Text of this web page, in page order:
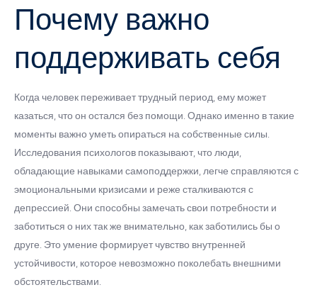
Почему важно
поддерживать себя
Когда человек переживает трудный период, ему может
казаться, что он остался без помощи. Однако именно в такие
моменты важно уметь опираться на собственные силы.
Исследования психологов показывают, что люди,
обладающие навыками самоподдержки, легче справляются с
эмоциональными кризисами и реже сталкиваются с
депрессией. Они способны замечать свои потребности и
заботиться о них так же внимательно, как заботились бы о
друге. Это умение формирует чувство внутренней
устойчивости, которое невозможно поколебать внешними
обстоятельствами.